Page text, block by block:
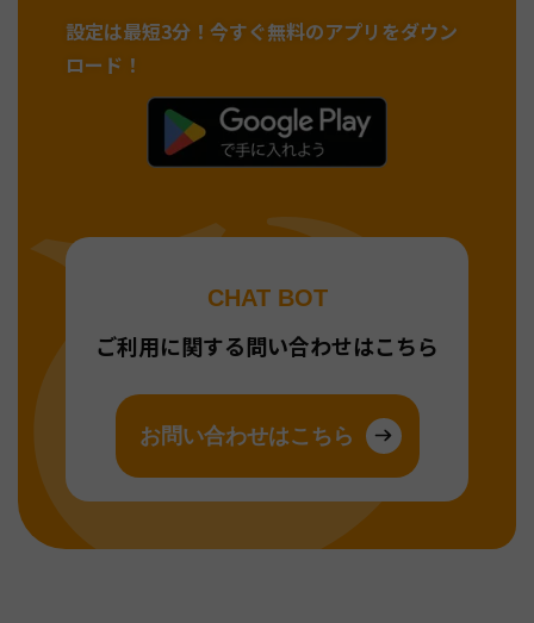
設定は最短3分！ 今すぐ無料のアプリをダウン
ロード！
CHAT BOT
ご利用に関する問い合わせはこちら
お問い合わせはこちら